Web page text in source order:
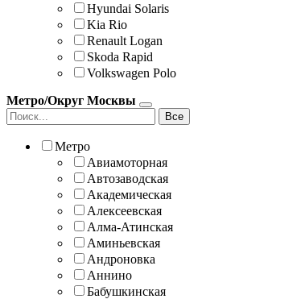
Hyundai Solaris
Kia Rio
Renault Logan
Skoda Rapid
Volkswagen Polo
Метро/Округ Москвы
Все
Метро
Авиамоторная
Автозаводская
Академическая
Алексеевская
Алма-Атинская
Аминьевская
Андроновка
Аннино
Бабушкинская